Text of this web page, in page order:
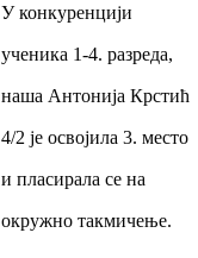
У конкуренцији
ученика 1-4. разреда,
наша Антонија Крстић
4/2 је освојила 3. место
и пласирала се на
окружно такмичење.